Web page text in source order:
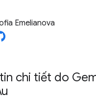
Emelianova
chi tiết do